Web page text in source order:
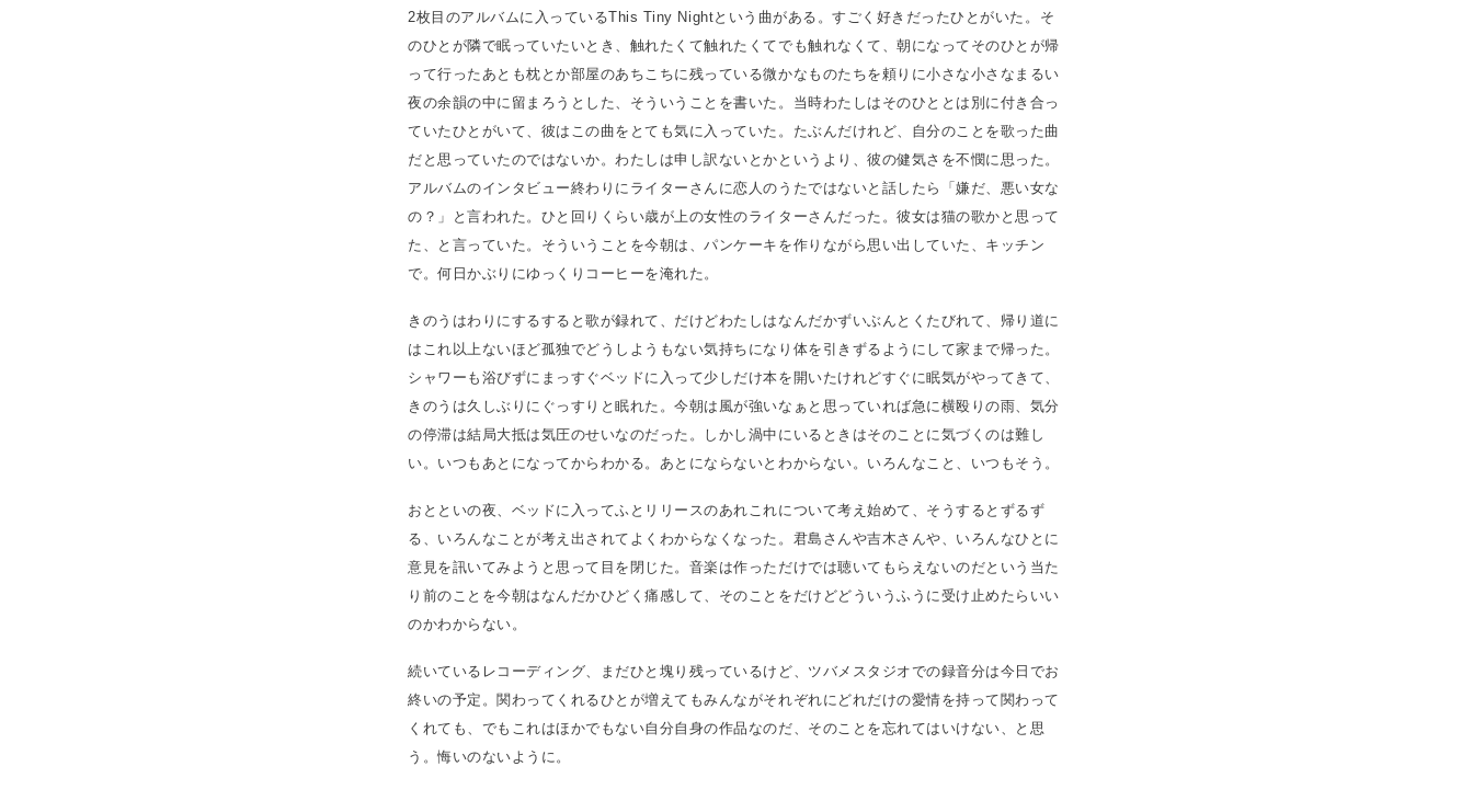
2枚目のアルバムに入っているThis Tiny Nightという曲がある。すごく好きだったひとがいた。そ
のひとが隣で眠っていたいとき、触れたくて触れたくてでも触れなくて、朝になってそのひとが帰
って行ったあとも枕とか部屋のあちこちに残っている微かなものたちを頼りに小さな小さなまるい
夜の余韻の中に留まろうとした、そういうことを書いた。当時わたしはそのひととは別に付き合っ
ていたひとがいて、彼はこの曲をとても気に入っていた。たぶんだけれど、自分のことを歌った曲
だと思っていたのではないか。わたしは申し訳ないとかというより、彼の健気さを不憫に思った。
アルバムのインタビュー終わりにライターさんに恋人のうたではないと話したら「嫌だ、悪い女な
の？」と言われた。ひと回りくらい歳が上の女性のライターさんだった。彼女は猫の歌かと思って
た、と言っていた。そういうことを今朝は、パンケーキを作りながら思い出していた、キッチン
で。何日かぶりにゆっくりコーヒーを淹れた。
きのうはわりにするすると歌が録れて、だけどわたしはなんだかずいぶんとくたびれて、帰り道に
はこれ以上ないほど孤独でどうしようもない気持ちになり体を引きずるようにして家まで帰った。
シャワーも浴びずにまっすぐベッドに入って少しだけ本を開いたけれどすぐに眠気がやってきて、
きのうは久しぶりにぐっすりと眠れた。今朝は風が強いなぁと思っていれば急に横殴りの雨、気分
の停滞は結局大抵は気圧のせいなのだった。しかし渦中にいるときはそのことに気づくのは難し
い。いつもあとになってからわかる。あとにならないとわからない。いろんなこと、いつもそう。
おとといの夜、ベッドに入ってふとリリースのあれこれについて考え始めて、そうするとずるず
る、いろんなことが考え出されてよくわからなくなった。君島さんや吉木さんや、いろんなひとに
意見を訊いてみようと思って目を閉じた。音楽は作っただけでは聴いてもらえないのだという当た
り前のことを今朝はなんだかひどく痛感して、そのことをだけどどういうふうに受け止めたらいい
のかわからない。
続いているレコーディング、まだひと塊り残っているけど、ツバメスタジオでの録音分は今日でお
終いの予定。関わってくれるひとが増えてもみんながそれぞれにどれだけの愛情を持って関わって
くれても、でもこれはほかでもない自分自身の作品なのだ、そのことを忘れてはいけない、と思
う。悔いのないように。